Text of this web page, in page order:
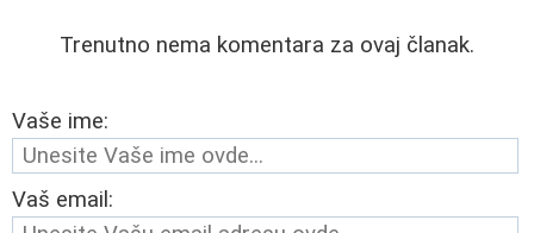
Trenutno nema komentara za ovaj članak.
Vaše ime:
Vaš email: